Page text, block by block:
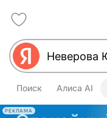
Поиск Алиса AI
РЕКЛАМА